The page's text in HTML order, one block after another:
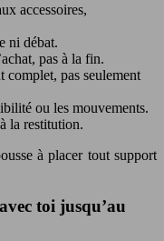
accessoires,
ni débat.
pas à la fin.
pas seulement
ou les mouvements.
la restitution.
à placer tout support
toi jusqu’au